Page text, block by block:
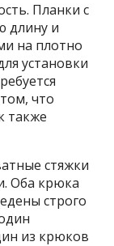
Планки с
длину и
на плотно
установки
что
также
стяжки
Оба крюка
строго
из крюков